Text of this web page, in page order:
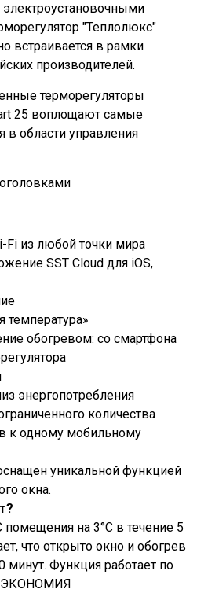
"Теплолюкс"
встраивается в рамки
производителей.
терморегуляторы
25 воплощают самые
области управления
Fi из любой точки мира
SST Cloud для iOS,
обогревом: со смартфона
энергопотребления
количества
к одному мобильному
уникальной функцией
окна.
на 3°С в течение 5
что открыто окно и обогрев
минут. Функция работает по
ЭКОНОМИЯ